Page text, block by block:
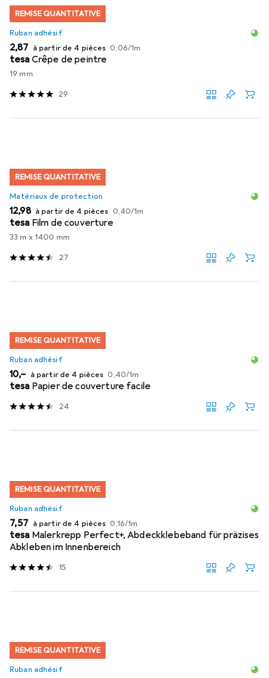
REMISE QUANTITATIVE
Ruban adhésif
EUR
2,87 à partir de 4 pièces EUR
0,06/1m
tesa Crêpe de peintre
19 mm
29
REMISE QUANTITATIVE
Matériaux de protection
EUR
12,98 à partir de 4 pièces EUR
0,40/1m
tesa Film de couverture
33 m x 1400 mm
27
REMISE QUANTITATIVE
Ruban adhésif
EUR
10,– à partir de 4 pièces EUR
0,40/1m
tesa Papier de couverture facile
24
REMISE QUANTITATIVE
Ruban adhésif
EUR
7,57 à partir de 4 pièces EUR
0,16/1m
tesa Malerkrepp Perfect+, Abdeckklebeband für präzises
Abkleben im Innenbereich
15
REMISE QUANTITATIVE
Ruban adhésif